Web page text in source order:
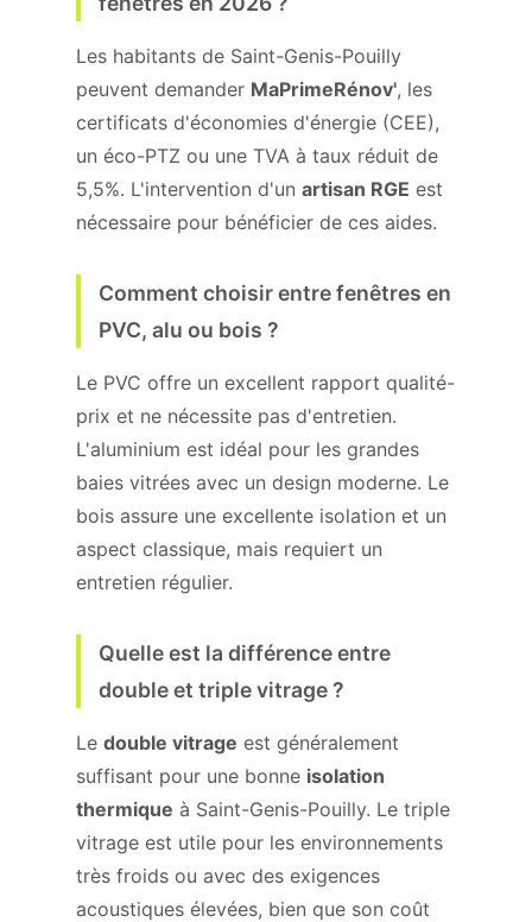
Les habitants de Saint-Genis-Pouilly
peuvent demander MaPrimeRénov', les
certificats d'économies d'énergie (CEE),
un éco-PTZ ou une TVA à taux réduit de
5,5%. L'intervention d'un artisan RGE est
nécessaire pour bénéficier de ces aides.
Comment choisir entre fenêtres en
PVC, alu ou bois ?
Le PVC offre un excellent rapport qualité-
prix et ne nécessite pas d'entretien.
L'aluminium est idéal pour les grandes
baies vitrées avec un design moderne. Le
bois assure une excellente isolation et un
aspect classique, mais requiert un
entretien régulier.
Quelle est la différence entre
double et triple vitrage ?
Le double vitrage est généralement
suffisant pour une bonne isolation
thermique à Saint-Genis-Pouilly. Le triple
vitrage est utile pour les environnements
très froids ou avec des exigences
acoustiques élevées, bien que son coût